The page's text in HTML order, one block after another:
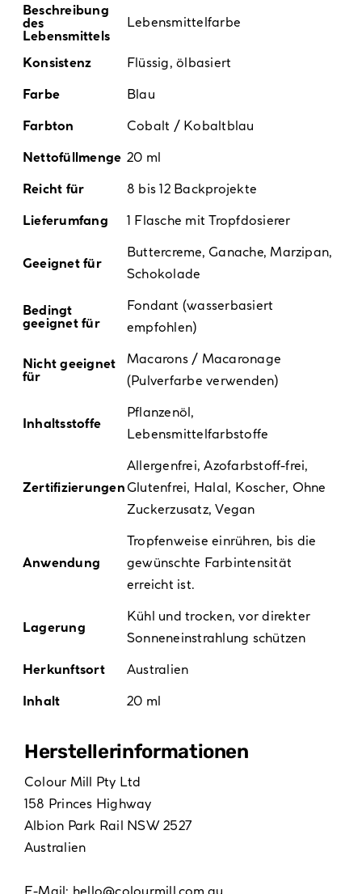
Beschreibung
des
Lebensmittels
Lebensmittelfarbe
Konsistenz
Flüssig, ölbasiert
Farbe
Blau
Farbton
Cobalt / Kobaltblau
Nettofüllmenge 20 ml
Reicht für
8 bis 12 Backprojekte
Lieferumfang
1 Flasche mit Tropfdosierer
Geeignet für
Buttercreme, Ganache, Marzipan,
Schokolade
Bedingt
geeignet für
Fondant (wasserbasiert
empfohlen)
Nicht geeignet
für
Macarons / Macaronage
(Pulverfarbe verwenden)
Inhaltsstoffe
Pflanzenöl,
Lebensmittelfarbstoffe
Zertifizierungen
Allergenfrei,Azofarbstoff-frei,
Glutenfrei, Halal, Koscher, Ohne
Zuckerzusatz,Vegan
Anwendung
Tropfenweise einrühren, bis die
gewünschte Farbintensität
erreicht ist.
Lagerung
Kühl und trocken, vor direkter
Sonneneinstrahlung schützen
Herkunftsort
Australien
Inhalt
20 ml
Hersteller­informationen
Colour Mill Pty Ltd
158 Princes Highway
Albion Park Rail NSW 2527
Australien
E-Mail: hello@colourmill.com.au